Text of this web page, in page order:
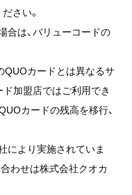
さい。
合は、バリューコードの
QUOカードとは異なるサ
加盟店ではご利用でき
カードの残高を移行、
により実施されていま
わせは株式会社クオカ